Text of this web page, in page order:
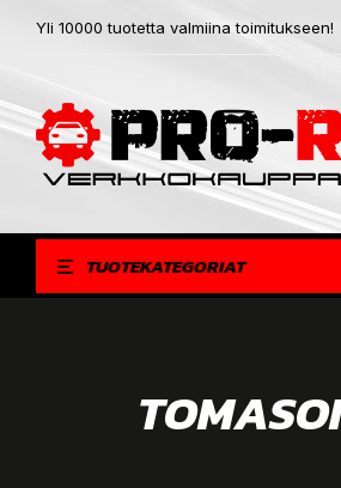
Yli 10000 tuotetta valmiina toimitukseen!
TUOTEKATEGORIAT